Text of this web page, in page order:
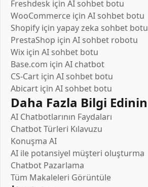
Freshdesk için AI sohbet botu
WooCommerce için AI sohbet botu
Shopify için yapay zeka sohbet botu
PrestaShop için AI sohbet robotu
Wix için AI sohbet botu
Base.com için AI chatbot
CS-Cart için AI sohbet botu
Abicart için AI sohbet botu
Daha Fazla Bilgi Edinin
AI Chatbotlarının Faydaları
Chatbot Türleri Kılavuzu
Konuşma AI
AI ile potansiyel müşteri oluşturma
Chatbot Pazarlama
Tüm Makaleleri Görüntüle